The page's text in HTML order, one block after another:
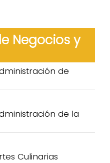
Negocios y
de
de la
Culinarias